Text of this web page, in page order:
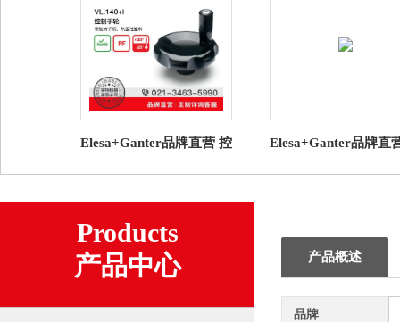
Elesa+Ganter品牌直营 控
轮 带旋转手柄
Elesa+Ganter品牌直
兰 用于控制旋钮
Products
产品中心
产品概述
品牌